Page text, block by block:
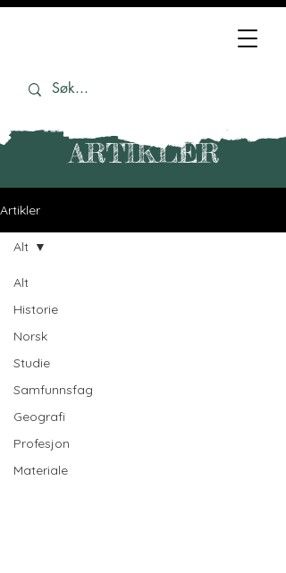
ARTIKLER
Artikler
Alt
Historie
Norsk
Studie
Samfunnsfag
Geografi
Profesjon
Materiale
Alt